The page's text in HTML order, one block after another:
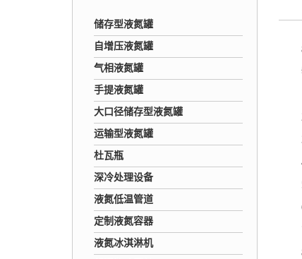
储存型液氮罐
自增压液氮罐
气相液氮罐
手提液氮罐
大口径储存型液氮罐
运输型液氮罐
杜瓦瓶
深冷处理设备
液氮低温管道
定制液氮容器
液氮冰淇淋机
特
1.
2.
6.
7.
8.